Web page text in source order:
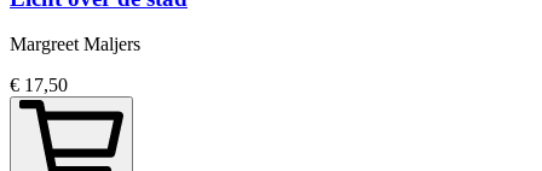
Margreet Maljers
€ 17,50